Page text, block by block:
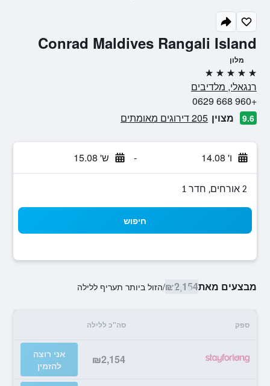
Conrad Maldives Rangali Island
מלון
5 כוכבים
רנגאלי, מלדיבים
+960 668 0629
9.6 מצוין 205 דירוגים מאומתים
ו' 14.08 - ש' 15.08
2 אורחים, חדר 1
חיפוש
מבצעים מאת₪2,154
/הזול ביותר תעריף ללילה
ספק סה"כ ללילה
₪2,154
אני רוצה
להזמין